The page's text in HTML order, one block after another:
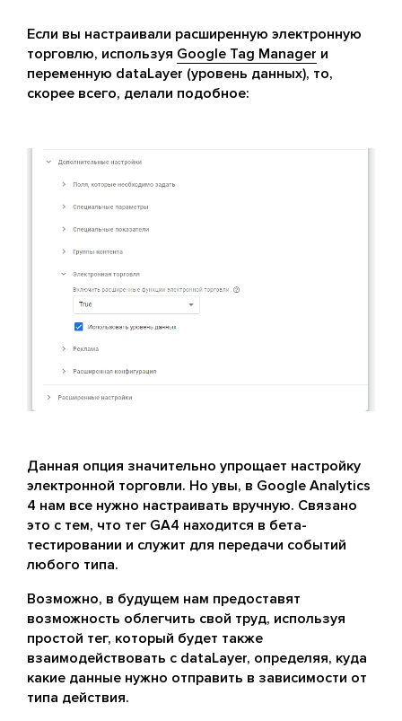
Если вы настраивали расширенную электронную
торговлю, используя Google Tag Manager и
переменную dataLayer (уровень данных), то,
скорее всего, делали подобное:
Данная опция значительно упрощает настройку
электронной торговли. Но увы, в Google Analytics
4 нам все нужно настраивать вручную. Связано
это с тем, что тег GA4 находится в бета-
тестировании и служит для передачи событий
любого типа.
Возможно, в будущем нам предоставят
возможность облегчить свой труд, используя
простой тег, который будет также
взаимодействовать с dataLayer, определяя, куда
какие данные нужно отправить в зависимости от
типа действия.